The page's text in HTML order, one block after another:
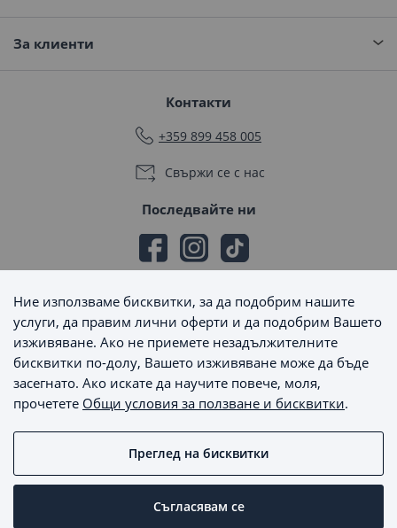
За клиенти
Контакти
+359 899 458 005
Свържи се с нас
Последвайте ни
Начини на плащане
Начини на доставка
MaxSale © 2026 - Всички права запазени
Ние използваме бисквитки, за да подобрим нашите
услуги, да правим лични оферти и да подобрим Вашето
изживяване. Ако не приемете незадължителните
бисквитки по-долу, Вашето изживяване може да бъде
засегнато. Ако искате да научите повече, моля,
прочетете Общи условия за ползване и бисквитки.
Съгласявам се
Преглед на бисквитки